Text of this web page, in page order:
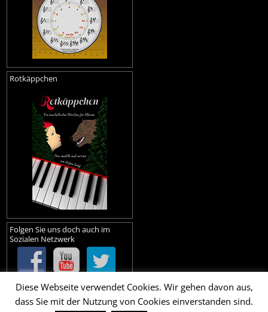
Rotkäppchen
Folgen Sie uns doch auch im
Sozialen Netzwerk
Diese Webseite verwendet Cookies. Wir gehen davon aus,
dass Sie mit der Nutzung von Cookies einverstanden sind.